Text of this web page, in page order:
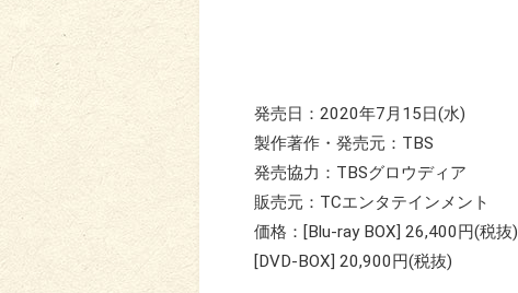
発売日：2020年7月15日(水)
製作著作・発売元：TBS
発売協力：TBSグロウディア
販売元：TCエンタテインメント
価格：[Blu-ray BOX] 26,400円(税抜)
[DVD-BOX] 20,900円(税抜)